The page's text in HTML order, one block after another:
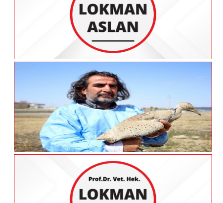
VAN Prof. Dr. Aslan Bizim Bölgemizde De
Tahribata Yol Açan Çekirge Türleri Var
Tedavisi Tamamlanan Yakalı Toy Kuşu
Özgürlüğe Kanat Çırptı